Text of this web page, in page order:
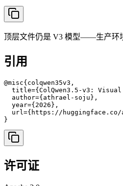
顶层文件仍是 V3 模型——生产环
引用
@misc{colqwen35v3,
title={ColQwen3.5-v3:
  author={athrael-soju},
  year={2026},
url={https://
}
许可证